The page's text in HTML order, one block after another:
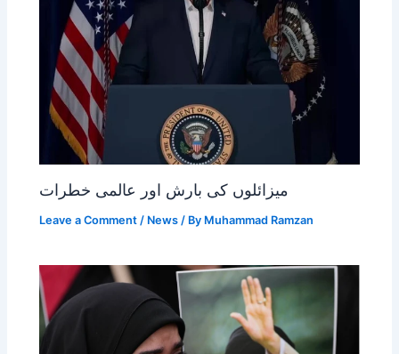
میزائلوں کی بارش اور عالمی خطرات
Leave a Comment / News / By Muhammad Ramzan